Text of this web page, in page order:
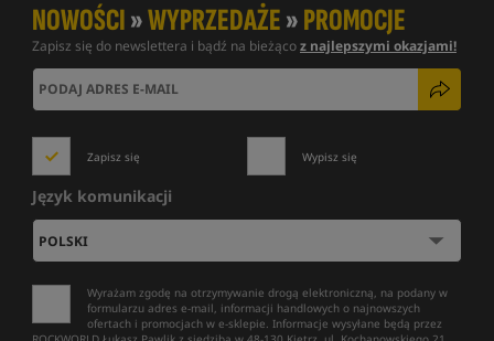
NOWOŚCI»WYPRZEDAŻE»PROMOCJE
Zapisz się do newslettera i bądź na bieżącoz najlepszymi okazjami!
Zapisz się Wypisz się
Język komunikacji
Wyrażam zgodę na otrzymywanie drogą elektroniczną, na podany w
formularzu adres e-mail, informacji handlowych o najnowszych
ofertach i promocjach w e-sklepie. Informacje wysyłane będą przez